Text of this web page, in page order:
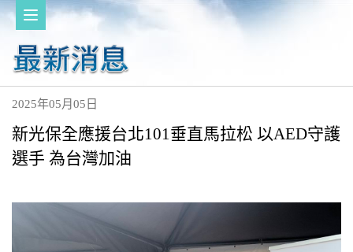
2025年05月05日
新光保全應援台北101垂直馬拉松 以AED守護
選手 為台灣加油